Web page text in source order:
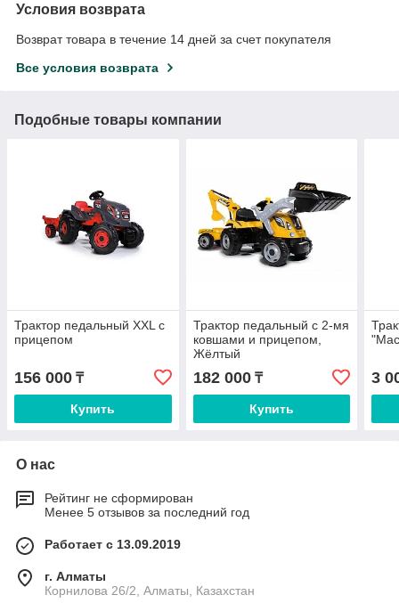
Условия возврата
Возврат товара в течение 14 дней за счет покупателя
Все условия возврата
Подобные товары компании
Трактор педальный XXL с
прицепом
156 000 ₸
Купить
Трактор педальный с 2-мя
ковшами и прицепом,
Жёлтый
182 000₸
Купить
3
О нас
Рейтинг не сформирован
Менее 5 отзывов за последний год
Работает с 13.09.2019
г. Алматы
Корнилова 26/2, Алматы, Казахстан